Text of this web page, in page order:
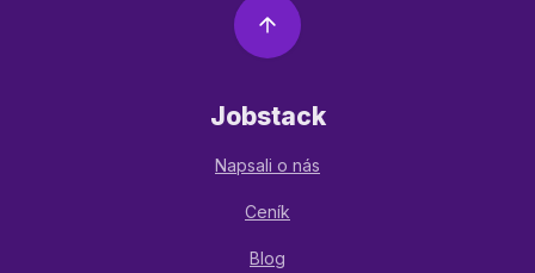
Jobstack
Napsali o nás
Ceník
Blog